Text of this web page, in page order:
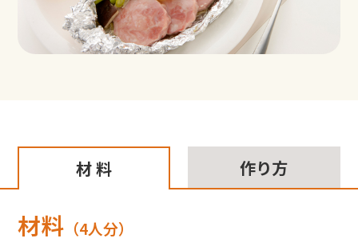
材 料 作り方
材料 （4人分）